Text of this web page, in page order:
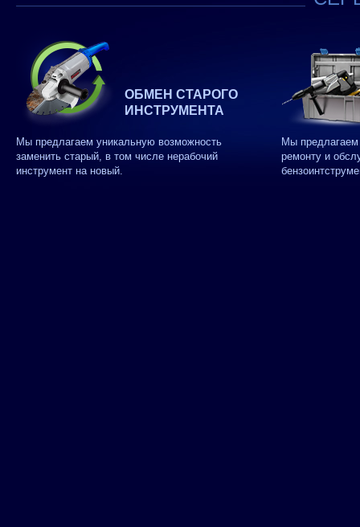
ОБМЕН СТАРОГО
ИНСТРУМЕНТА
Мы предлагаем уникальную возможность
заменить старый, в том числе нерабочий
инструмент на новый.
Мы
ремонту и